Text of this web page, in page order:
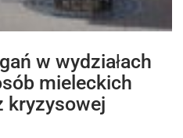
w wydziałach
mieleckich
kryzysowej